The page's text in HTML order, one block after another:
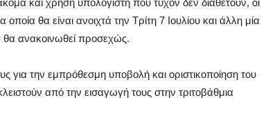
και χρήση υπολογιστή που τυχόν δεν διαθέτουν, οι
θα είναι ανοιχτά την Τρίτη 7 Ιουλίου και άλλη μία
θα ανακοινωθεί προσεχώς.
για την εμπρόθεσμη υποβολή και οριστικοποίηση του
από την εισαγωγή τους στην τριτοβάθμια